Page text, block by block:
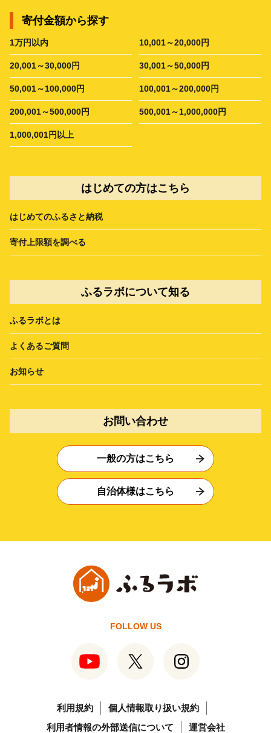
寄付金額から探す
1万円以内 10,001～20,000円
20,001～30,000円 30,001～50,000円
50,001～100,000円 100,001～200,000円
200,001～500,000円 500,001～1,000,000円
1,000,001円以上
はじめての方はこちら
はじめてのふるさと納税
寄付上限額を調べる
ふるラボについて知る
ふるラボとは
よくあるご質問
お知らせ
お問い合わせ
一般の方はこちら
自治体様はこちら
FOLLOW US
利用規約
個人情報取り扱い規約
利用者情報の外部送信について
運営会社